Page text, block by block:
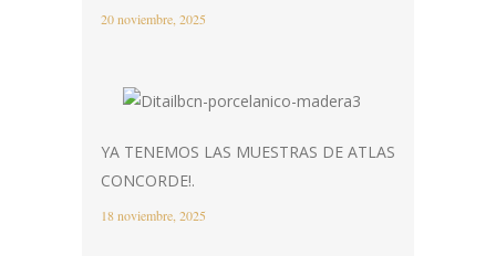
20 noviembre, 2025
YA TENEMOS LAS MUESTRAS DE ATLAS
CONCORDE!.
18 noviembre, 2025